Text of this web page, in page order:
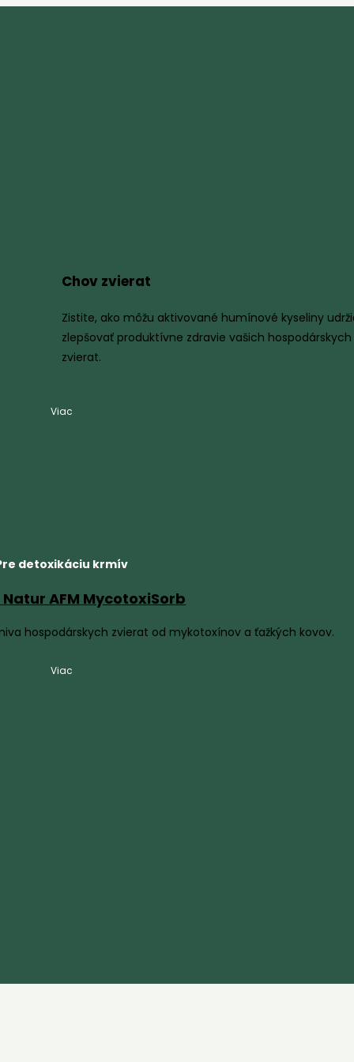
Chov zvierat
Zistite, ako môžu aktivované humínové kyseliny
zlepšovať produktívne zdravie vašich hospodárskych
zvierat.
Viac
detoxikáciu krmív
Natur AFM MycotoxiSorb
hospodárskych zvierat od mykotoxínov a ťažkých kovov.
Viac